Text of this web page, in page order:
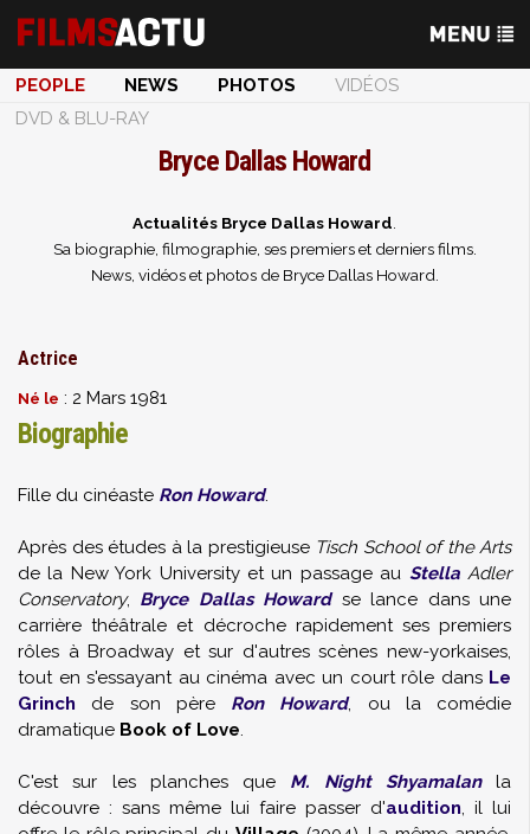
PEOPLE NEWS PHOTOS
VIDÉOS
DVD & BLU-RAY
Bryce Dallas Howard
Actualités Bryce Dallas Howard
Sa biographie, filmographie, ses premiers et derniers films.
News, vidéos et photos de Bryce Dallas Howard.
Actrice
Né le : 2 Mars 1981
Biographie
Fille du cinéaste Ron Howard.
Après des études à la prestigieuse Tisch School of the Arts
de la New York University et un passage au StellaAdler
Conservatory, Bryce Dallas Howardse lance dans une
carrière théâtrale et décroche rapidement ses premiers
rôles à Broadway et sur d'autres scènes new-yorkaises,
tout en s'essayant au cinéma avec un court rôle dans Le
Grinch de son père Ron Howard, ou la comédie
dramatique Book of Love.
C'est sur les planches que M. Night Shyamalanla
découvre : sans même lui faire passer d'audition, il lui